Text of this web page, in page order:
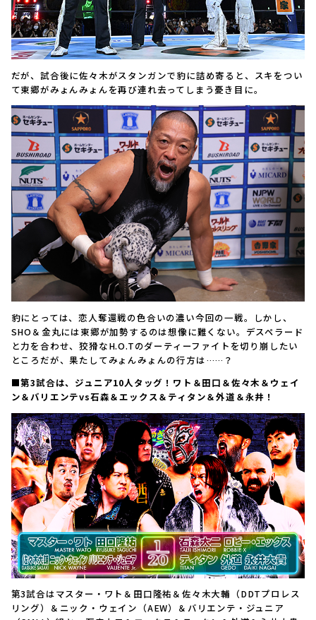
だが、試合後に佐々木がスタンガンで豹に詰め寄ると、スキをつい
て東郷がみょんみょんを再び連れ去ってしまう憂き目に。
豹にとっては、恋人奪還戦の色合いの濃い今回の一戦。しかし、
SHO＆金丸には東郷が加勢するのは想像に難くない。デスペラード
と力を合わせ、狡猾なH.O.Tのダーティーファイトを切り崩したい
ところだが、果たしてみょんみょんの行方は……？
■第3試合は、ジュニア10人タッグ！ワト＆田口＆佐々木＆ウェイ
ン＆バリエンテvs石森＆エックス＆ティタン＆外道＆永井！
第3試合はマスター・ワト＆田口隆祐＆佐々木大輔（DDTプロレス
リング）＆ニック・ウェイン（AEW）＆バリエンテ・ジュニア